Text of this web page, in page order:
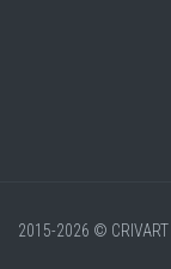
2015-2026 © CRIVART